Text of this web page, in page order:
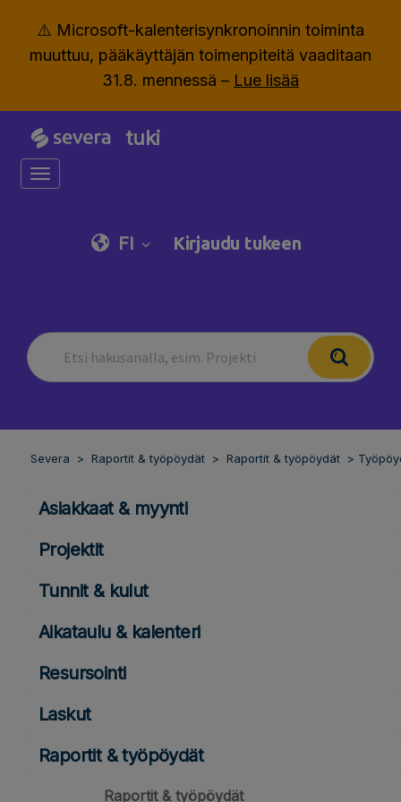
⚠️ Microsoft-kalenterisynkronoinnin toiminta
muuttuu, pääkäyttäjän toimenpiteitä vaaditaan
31.8. mennessä – Lue lisää
tuki
Toggle navigation
FI Kirjaudu tukeen
Severa Raportit & työpöydät Raportit & työpöydät
Asiakkaat & myynti
Projektit
Tunnit & kulut
Aikataulu & kalenteri
Resursointi
Laskut
Raportit & työpöydät
Raportit & työpöydät